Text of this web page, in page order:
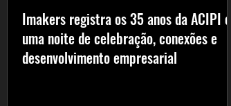
Imakers registra os 35 anos da ACIPI em
uma noite de celebração, conexões e
desenvolvimento empresarial